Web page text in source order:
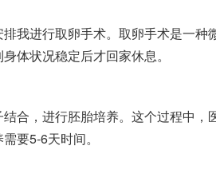
我进行取卵手术。取卵手术是一种
体状况稳定后才回家休息。
合，进行胚胎培养。这个过程中，
要5-6天时间。